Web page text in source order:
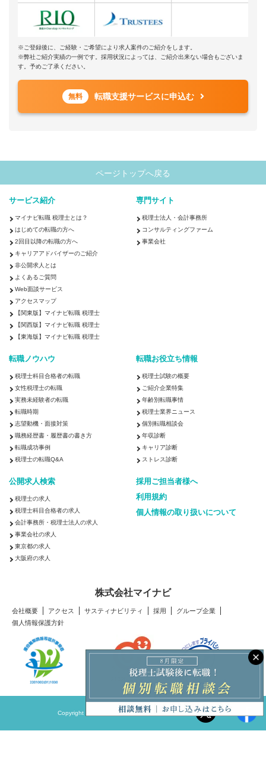
※ご登録後に、ご経験・ご希望により求人案件のご紹介をします。
※弊社ご紹介実績の一例です。採用状況によっては、ご紹介出来ない場合もございま
す。予めご了承ください。
無料 転職支援サービスに申込む
ページトップへ戻る
サービス紹介
マイナビ転職 税理士とは？
はじめての転職の方へ
2回目以降の転職の方へ
キャリアアドバイザーのご紹介
非公開求人とは
よくあるご質問
Web面談サービス
アクセスマップ
【関東版】マイナビ転職 税理士
【関西版】マイナビ転職 税理士
【東海版】マイナビ転職 税理士
専門サイト
税理士法人・会計事務所
コンサルティングファーム
事業会社
転職ノウハウ
税理士科目合格者の転職
女性税理士の転職
実務未経験者の転職
転職時期
志望動機・面接対策
職務経歴書・履歴書の書き方
転職成功事例
税理士の転職Q&A
転職お役立ち情報
税理士試験の概要
ご紹介企業特集
年齢別転職事情
税理士業界ニュース
個別転職相談会
年収診断
キャリア診断
ストレス診断
公開求人検索
税理士の求人
税理士科目合格者の求人
会計事務所・税理士法人の求人
事業会社の求人
東京都の求人
大阪府の求人
採用ご担当者様へ
利用規約
個人情報の取り扱いについて
株式会社マイナビ
会社概要 アクセス サスティナビリティ 採用
グループ企業
個人情報保護方針
Copyright © Mynavi Corporation